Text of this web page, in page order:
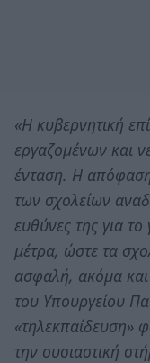
«Η κυβερνητική
εργαζομένων και
ένταση. Η απόφαση
των σχολείων
ευθύνες της για
μέτρα, ώστε τα
ασφαλή, ακόμα και
του Υπουργείου
«τηλεκπαίδευση»
την ουσιαστική